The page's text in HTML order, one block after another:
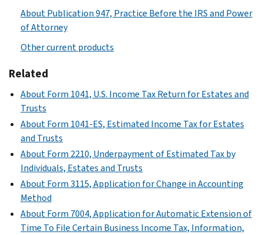
About Publication 947, Practice Before the IRS and Power
of Attorney
Other current products
Related
About Form 1041, U.S. Income Tax Return for Estates and
Trusts
About Form 1041-ES, Estimated Income Tax for Estates
and Trusts
About Form 2210, Underpayment of Estimated Tax by
Individuals, Estates and Trusts
About Form 3115, Application for Change in Accounting
Method
About Form 7004, Application for Automatic Extension of
Time To File Certain Business Income Tax, Information,